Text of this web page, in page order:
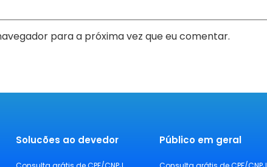
para a próxima vez que eu comentar.
Solucões ao devedor Público em geral